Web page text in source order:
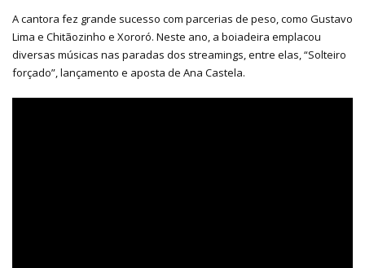
A cantora fez grande sucesso com parcerias de peso, como Gustavo
Lima e Chitãozinho e Xororó. Neste ano, a boiadeira emplacou
diversas músicas nas paradas dos streamings, entre elas, “Solteiro
forçado”, lançamento e aposta de Ana Castela.